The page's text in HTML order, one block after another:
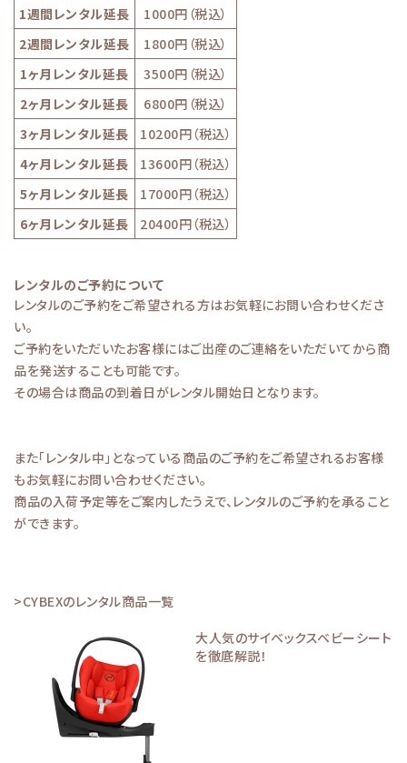
1週間レンタル延長
1000円（税込）
2週間レンタル延長
1800円（税込）
1ヶ月レンタル延長
3500円（税込）
2ヶ月レンタル延長
6800円（税込）
3ヶ月レンタル延長
10200円（税込）
4ヶ月レンタル延長
13600円（税込）
5ヶ月レンタル延長
17000円（税込）
6ヶ月レンタル延長
20400円（税込）
レンタルのご予約について
レンタルのご予約をご希望される方はお気軽にお問い合わせくださ
い。
ご予約をいただいたお客様にはご出産のご連絡をいただいてから商
品を発送することも可能です。
その場合は商品の到着日がレンタル開始日となります。
また「レンタル中」となっている商品のご予約をご希望されるお客様
もお気軽にお問い合わせください。
商品の入荷予定等をご案内したうえで、レンタルのご予約を承ること
ができます。
>CYBEXのレンタル商品一覧
大人気のサイベックスベビーシート
を徹底解説！